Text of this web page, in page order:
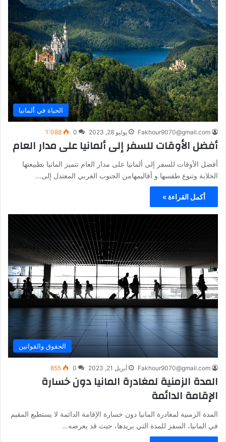
الحياة في ألمانيا
Fakhour9070@gmail.com يوليو 28, 2023 0 1٬088
أفضل الأوقات للسفر إلى ألمانيا على مدار العام
أفضل الأوقات للسفر إلى ألمانيا على مدار العام تتميز المانيا بطبيعتها
الخلابة وتنوع طقسها و أقاليمهامن الجنوب الغربي المعتدل إلى…
أكمل القراءة »
الحقوق والقوانين
Fakhour9070@gmail.com أبريل 21, 2023 0
855
المدة الزمنية لمغادرة المانيا دون خسارة
الإقامة الدائمة
المدة الزمنية لمغادرة المانيا دون خسارة الإقامة الدائمة لا يستطيع المقيم
في المانيا، السفر للمدة التي يريدها، حيث قد يعرضه…